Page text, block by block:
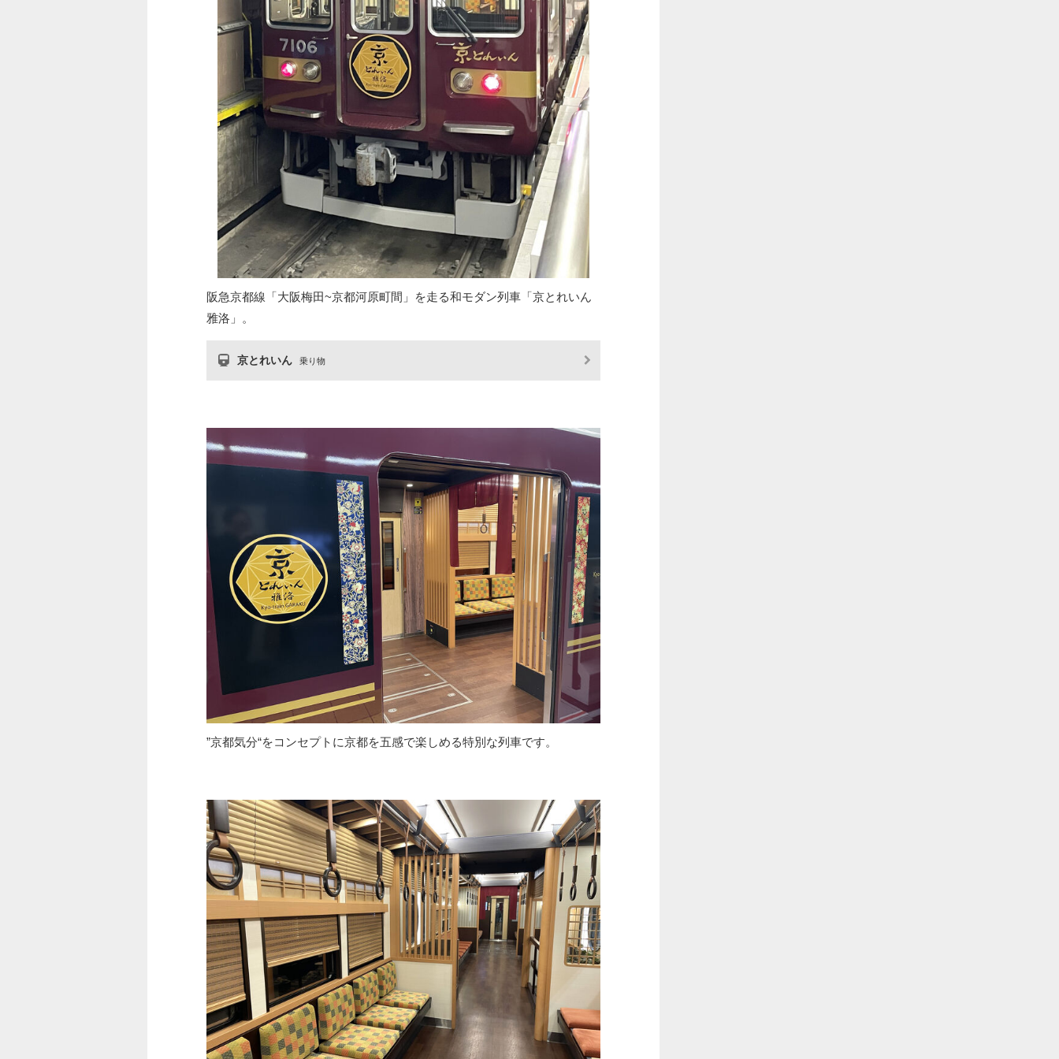
阪急京都線「大阪梅田~京都河原町間」を走る和モダン列車「京とれいん
雅洛」。
京とれいん 乗り物
”京都気分“をコンセプトに京都を五感で楽しめる特別な列車です。